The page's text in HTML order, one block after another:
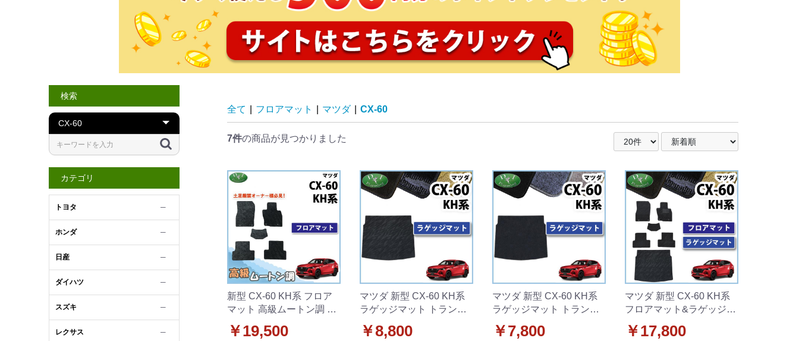
検索
カテゴリ
トヨタ ─
ホンダ ─
日産 ─
ダイハツ ─
スズキ ─
レクサス ─
全て フロアマット マツダ CX-60
7件の商品が見つかりました
新型 CX-60 KH系 フロア
マット 高級ムートン調 ブ
社外品
￥19,500
マツダ 新型 CX-60 KH系
ラゲッジマット トランク
新品
￥8,800
マツダ 新型 CX-60 KH系
ラゲッジマット トランク
品
￥7,800
マツダ 新型 CX-60 KH系
フロアマット&ラゲッジマ
品
￥17,800